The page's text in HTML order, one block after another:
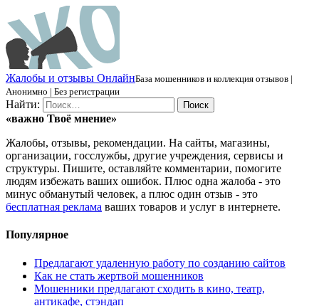
Жалобы и отзывы ОнлайнБаза мошенников и коллекция отзывов |
Анонимно | Без регистрации
Найти:
«важно Твоё мнение»
Жалобы, отзывы, рекомендации. На сайты, магазины,
организации, госслужбы, другие учреждения, сервисы и
структуры. Пишите, оставляйте комментарии, помогите
людям избежать ваших ошибок. Плюс одна жалоба - это
минус обманутый человек, а плюс один отзыв - это
бесплатная реклама ваших товаров и услуг в интернете.
Популярное
Предлагают удаленную работу по созданию сайтов
Как не стать жертвой мошенников
Мошенники предлагают сходить в кино, театр,
антикафе, стэндап